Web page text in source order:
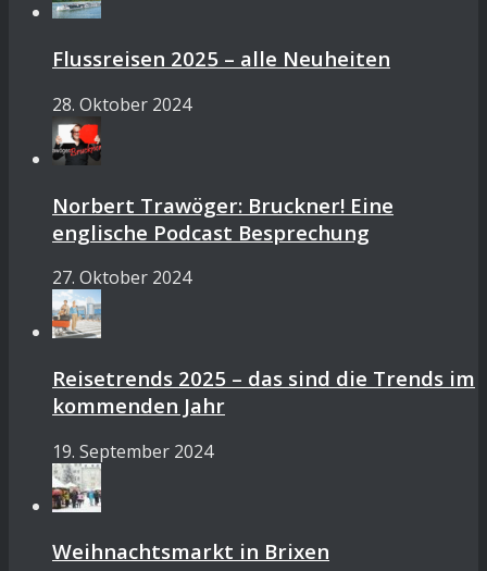
Flussreisen 2025 – alle Neuheiten
28. Oktober 2024
Norbert Trawöger: Bruckner! Eine
englische Podcast Besprechung
27. Oktober 2024
Reisetrends 2025 – das sind die Trends im
kommenden Jahr
19. September 2024
Weihnachtsmarkt in Brixen